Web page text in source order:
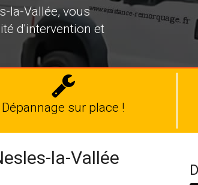
la-Vallée, vous
d'intervention et
Dépannage
auto
Dépannage sur place !
la-Vallée